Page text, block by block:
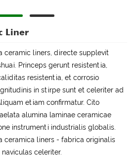
Liner
ceramic liners, directe supplevit
Princeps gerunt resistentia,
resistentia, et corrosio
in stirpe sunt et celeriter ad
etiam confirmatur. Cito
alumina laminae ceramicae
instrumenti industrialis globalis.
ceramica liners - fabrica originalis
celeriter.